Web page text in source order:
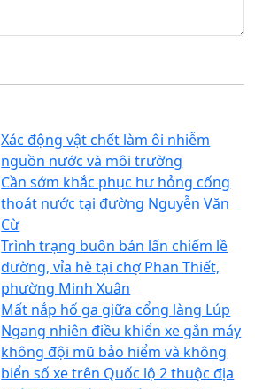
Xác động vật chết làm ôi nhiễm
nguồn nước và môi trường
Cần sớm khắc phục hư hỏng cống
thoát nước tại đường Nguyễn Văn
Cừ
Trình trạng buôn bán lấn chiếm lề
đường, vỉa hè tại chợ Phan Thiết,
phường Minh Xuân
Mất nắp hố ga giữa cổng làng Lúp
Ngang nhiên điều khiển xe gắn máy
không đội mũ bảo hiểm và không
biển số xe trên Quốc lộ 2 thuộc địa